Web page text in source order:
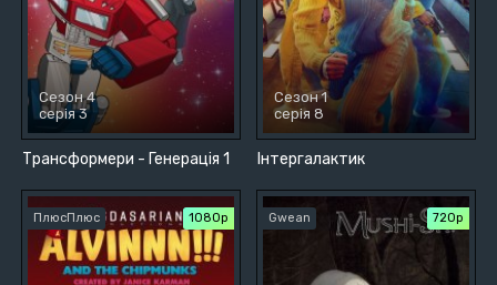
Трансформери - Генерація 1
Сезон 4
серія 3
Інтергалактик
Сезон 1
серія 8
ПлюсПлюс 1080p Gwean 720р